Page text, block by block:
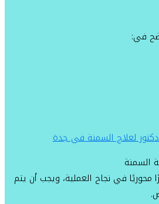
في:
لعلاج السمنة في جدة
السمنة
محوريًا في نجاح العملية، ويجب أن يتم